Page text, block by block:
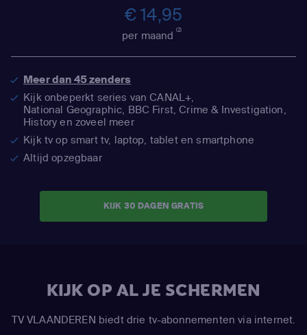
€ 14,95
per maand(2)
Meer dan 45 zenders
Kijk onbeperkt series van CANAL+,
National Geographic, BBC First, Crime & Investigation,
History en zoveel meer
Kijk tv op smart tv, laptop, tablet en smartphone
Altijd opzegbaar
KIJK 30 DAGEN GRATIS
KIJK OP AL JE SCHERMEN
TV VLAANDEREN biedt drie tv-abonnementen via internet.